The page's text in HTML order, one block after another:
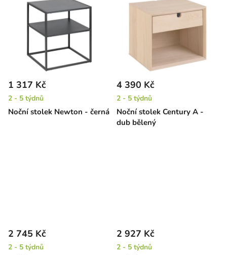
Noční stolek Newton - černá
1 317 Kč
2 - 5 týdnů
Noční stolek Century A -
dub bělený
4 390 Kč
2 - 5 týdnů
2 745 Kč
2 - 5 týdnů
2 927 Kč
2 - 5 týdnů